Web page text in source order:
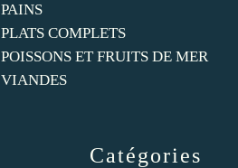
Catégories
PAINS
PLATS COMPLETS
POISSONS ET FRUITS DE MER
VIANDES